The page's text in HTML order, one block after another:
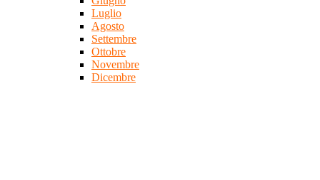
Luglio
Agosto
Settembre
Ottobre
Novembre
Dicembre